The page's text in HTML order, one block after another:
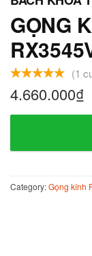
GỌNG
(1
4.660.000₫
Category:Gọng kính